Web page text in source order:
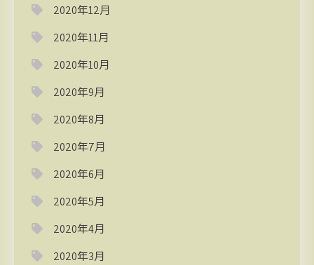
2020年12月
2020年11月
2020年10月
2020年9月
2020年8月
2020年7月
2020年6月
2020年5月
2020年4月
2020年3月